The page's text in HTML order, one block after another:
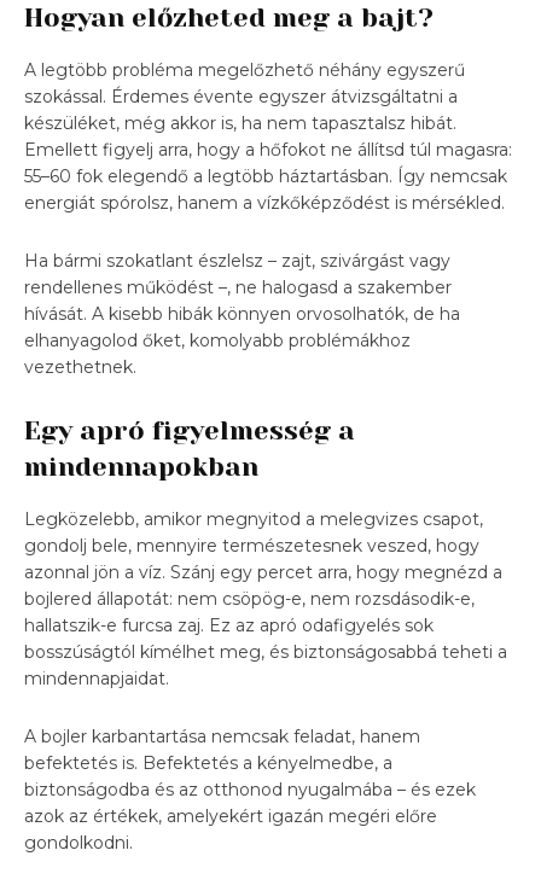
Hogyan előzheted meg a bajt?
A legtöbb probléma megelőzhető néhány egyszerű
szokással. Érdemes évente egyszer átvizsgáltatni a
készüléket, még akkor is, ha nem tapasztalsz hibát.
Emellett figyelj arra, hogy a hőfokot ne állítsd túl magasra:
55–60 fok elegendő a legtöbb háztartásban. Így nemcsak
energiát spórolsz, hanem a vízkőképződést is mérsékled.
Ha bármi szokatlant észlelsz – zajt, szivárgást vagy
rendellenes működést –, ne halogasd a szakember
hívását. A kisebb hibák könnyen orvosolhatók, de ha
elhanyagolod őket, komolyabb problémákhoz
vezethetnek.
Egy apró figyelmesség a
mindennapokban
Legközelebb, amikor megnyitod a melegvizes csapot,
gondolj bele, mennyire természetesnek veszed, hogy
azonnal jön a víz. Szánj egy percet arra, hogy megnézd a
bojlered állapotát: nem csöpög-e, nem rozsdásodik-e,
hallatszik-e furcsa zaj. Ez az apró odafigyelés sok
bosszúságtól kímélhet meg, és biztonságosabbá teheti a
mindennapjaidat.
A bojler karbantartása nemcsak feladat, hanem
befektetés is. Befektetés a kényelmedbe, a
biztonságodba és az otthonod nyugalmába – és ezek
azok az értékek, amelyekért igazán megéri előre
gondolkodni.